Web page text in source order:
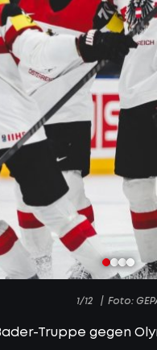
1/12 Foto:
Truppe gegen